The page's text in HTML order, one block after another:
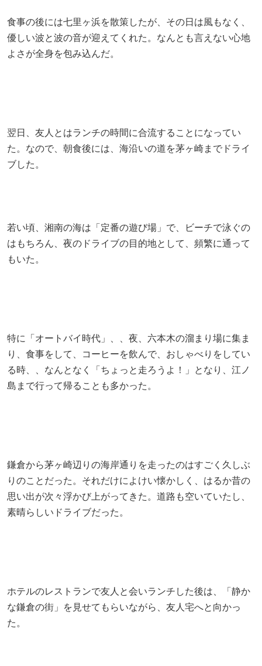
食事の後には七里ヶ浜を散策したが、その日は風もなく、
優しい波と波の音が迎えてくれた。なんとも言えない心地
よさが全身を包み込んだ。
翌日、友人とはランチの時間に合流することになってい
た。なので、朝食後には、海沿いの道を茅ヶ崎までドライ
ブした。
若い頃、湘南の海は「定番の遊び場」で、ビーチで泳ぐの
はもちろん、夜のドライブの目的地として、頻繁に通って
もいた。
特に「オートバイ時代」、、夜、六本木の溜まり場に集ま
り、食事をして、コーヒーを飲んで、おしゃべりをしてい
る時、、なんとなく「ちょっと走ろうよ！」となり、江ノ
島まで行って帰ることも多かった。
鎌倉から茅ヶ崎辺りの海岸通りを走ったのはすごく久しぶ
りのことだった。それだけによけい懐かしく、はるか昔の
思い出が次々浮かび上がってきた。道路も空いていたし、
素晴らしいドライブだった。
ホテルのレストランで友人と会いランチした後は、「静か
な鎌倉の街」を見せてもらいながら、友人宅へと向かっ
た。